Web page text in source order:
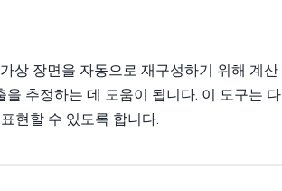
상 장면을 자동으로 재구성하기 위해 계산
추정하는 데 도움이 됩니다. 이 도구는 다
현할 수 있도록 합니다.